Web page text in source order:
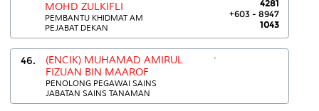
MOHD ZULKIFLI
PEMBANTU KHIDMAT AM
PEJABAT DEKAN
4281
+603 - 8947
1043
46.
(ENCIK) MUHAMAD AMIRUL
FIZUAN BIN MAAROF
PENOLONG PEGAWAI SAINS
JABATAN SAINS TANAMAN
.